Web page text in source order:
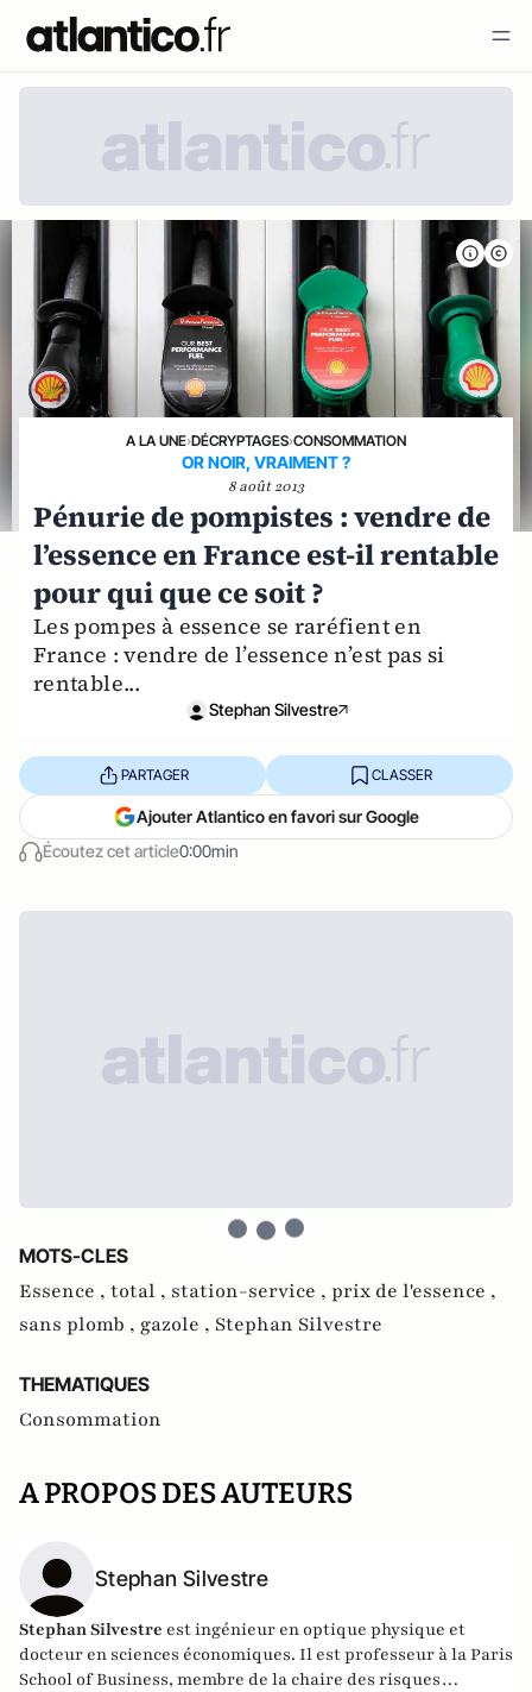
A LA UNE›DÉCRYPTAGES›CONSOMMATION
OR NOIR, VRAIMENT ?
8 août 2013
Pénurie de pompistes : vendre de
l’essence en France est-il rentable
pour qui que ce soit ?
Les pompes à essence se raréfient en
France : vendre de l’essence n’est pas si
rentable...
Stephan Silvestre
Écoutez cet article0:00min
PARTAGER CLASSER
Ajouter Atlantico en favori sur Google
MOTS-CLES
Essence , total , station-service , prix de l'essence ,
sans plomb , gazole , Stephan Silvestre
THEMATIQUES
Consommation
A PROPOS DES AUTEURS
Stephan Silvestre
Stephan Silvestre est ingénieur en optique physique et
docteur en sciences économiques. Il est professeur à la Paris
School of Business, membre de la chaire des risques